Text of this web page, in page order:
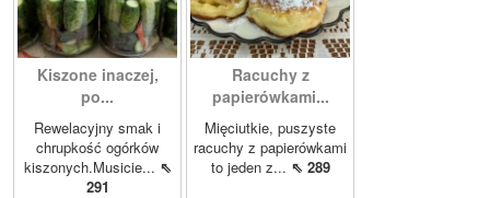
Kiszone inaczej,
po...
Rewelacyjny smak i
chrupkość ogórków
kiszonych.Musicie... ⇖
291
Racuchy z
papierówkami...
Mięciutkie, puszyste
racuchy z papierówkami
to jeden z... ⇖ 289